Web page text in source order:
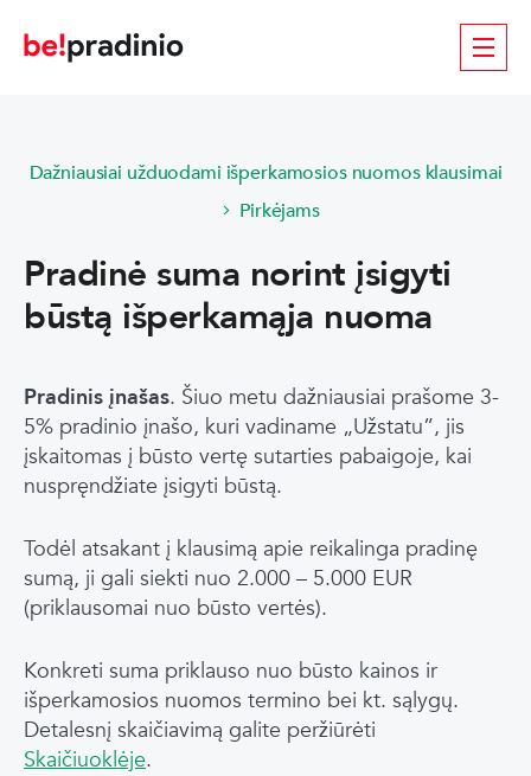
Dažniausiai užduodami išperkamosios nuomos klausimai
Pirkėjams
Pradinė suma norint įsigyti
būstą išperkamąja nuoma
Pradinis įnašas. Šiuo metu dažniausiai prašome 3-
5% pradinio įnašo, kuri vadiname „Užstatu”, jis
įskaitomas į būsto vertę sutarties pabaigoje, kai
nuspręndžiate įsigyti būstą.
Todėl atsakant į klausimą apie reikalinga pradinę
sumą, ji gali siekti nuo 2.000 – 5.000 EUR
(priklausomai nuo būsto vertės).
Konkreti suma priklauso nuo būsto kainos ir
išperkamosios nuomos termino bei kt. sąlygų.
Detalesnį skaičiavimą galite peržiūrėti
Skaičiuoklėje.